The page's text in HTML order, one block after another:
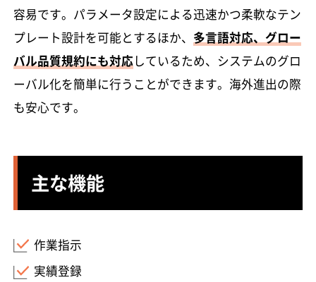
容易です。パラメータ設定による迅速かつ柔軟なテン
プレート設計を可能とするほか、 多言語対応、グロー
バル品質規約にも対応 しているため、システムのグロ
ーバル化を簡単に行うことができます。海外進出の際
も安心です。
主な機能
作業指示
実績登録